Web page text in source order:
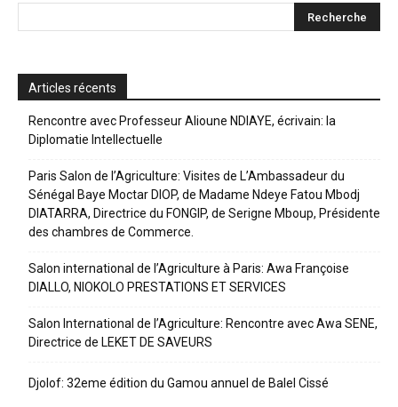
Articles récents
Rencontre avec Professeur Alioune NDIAYE, écrivain: la
Diplomatie Intellectuelle
Paris Salon de l’Agriculture: Visites de L’Ambassadeur du
Sénégal Baye Moctar DIOP, de Madame Ndeye Fatou Mbodj
DIATARRA, Directrice du FONGIP, de Serigne Mboup, Présidente
des chambres de Commerce.
Salon international de l’Agriculture à Paris: Awa Françoise
DIALLO, NIOKOLO PRESTATIONS ET SERVICES
Salon International de l’Agriculture: Rencontre avec Awa SENE,
Directrice de LEKET DE SAVEURS
Djolof: 32eme édition du Gamou annuel de Balel Cissé